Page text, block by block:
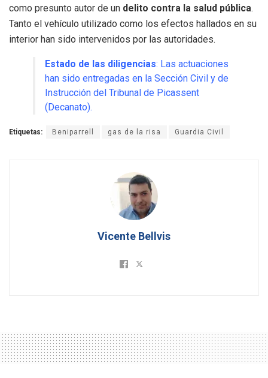
como presunto autor de un delito contra la salud pública.
Tanto el vehículo utilizado como los efectos hallados en su
interior han sido intervenidos por las autoridades.
Estado de las diligencias: Las actuaciones
han sido entregadas en la Sección Civil y de
Instrucción del Tribunal de Picassent
(Decanato).
Etiquetas: Beniparrell gas de la risa Guardia Civil
Vicente Bellvis